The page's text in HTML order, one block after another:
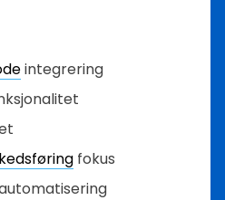
integrering
fokus